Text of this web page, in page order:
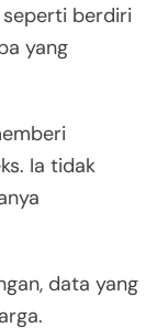
seperti berdiri
yang
Ia tidak
data yang